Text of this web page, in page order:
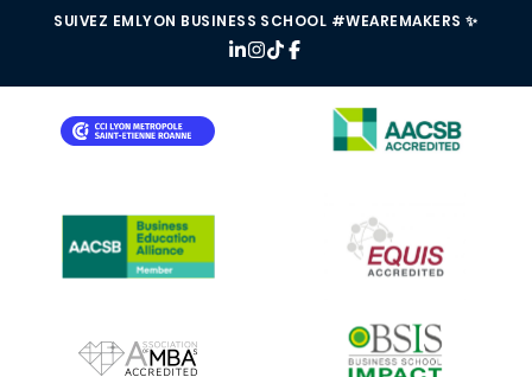
SUIVEZ EMLYON BUSINESS SCHOOL #WEAREMAKERS ✨
IMAGE
IMAGE
IMAGE